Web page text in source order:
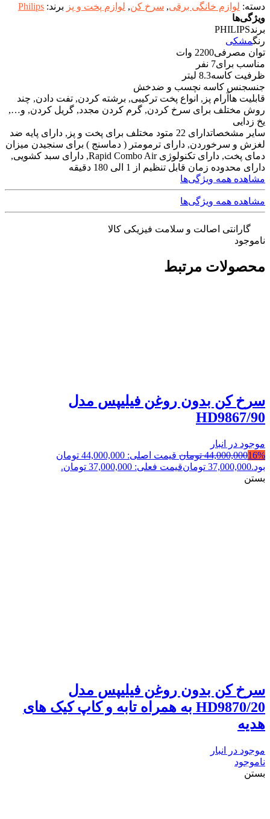
دسته: لوازم خانگی برقی, سرخ کن, لوازم پخت و پز برند: Philips
ویژگی‌ها
برندPHILIPS
رنگمشکی
توان مصرفی2200 وات
مناسب برای7 نفر
ظرفیت کاسه8.3 لیتر
جنسجنس کاسه نچسب و ضدخش
قابلیت ها آرام پز, انواع پخت ترکیبی, برشته کردن, تفت دادن, چند
روش مختلف برای سرخ کردن, گرم کردن مجدد, گریل کردن, و…,
یخ زدایی
سایر مشخصات
دارای 22 متود مختلف برای پخت و پز, دارای پایه ضد
لغزش و سرخوردن, دارای ترمومتر ( دماسنج ) برای سنجیدن میزان
دمای پخت, دارای تکنولوژی Rapid Combo Air, دارای سبد کشویی,
دارای محدوده زمان قابل تنظیم از 1 الی 180 دقیقه
مشاهده همه ویژگی‌ها
مشاهده همه ویژگی‌ها
گارانتی اصالت و سلامت فیزیکی کالا
ناموجود
محصولات مرتبط
سرخ کن بدون روغن فیلیپس مدل
HD9867/90
موجود در انبار
16%
44,000,000 تومان
قیمت اصلی: 44,000,000 تومان
بود.37,000,000 تومانقیمت فعلی: 37,000,000 تومان.
بستن
سرخ کن بدون روغن فیلیپس مدل
HD9870/20 به همراه تابه و کاپ کیک های
هدیه
موجود در انبار
ناموجود
بستن